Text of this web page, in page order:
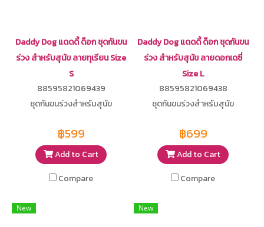
Daddy Dog แดดดี้ ด็อก ชุดกันขน
ร่วง สำหรับสุนัข ลายทุเรียน Size
S
88595821069439
ชุดกันขนร่วงสำหรับสุนัข
฿599
Add to Cart
Compare
Daddy Dog แดดดี้ ด็อก ชุดกันขน
ร่วง สำหรับสุนัข ลายดอกเดซี่
Size L
88595821069438
ชุดกันขนร่วงสำหรับสุนัข
฿699
Add to Cart
Compare
New New